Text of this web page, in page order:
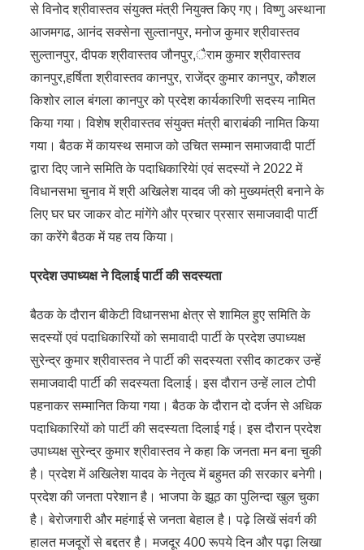
से विनोद श्रीवास्तव संयुक्त मंत्री नियुक्त किए गए। विष्णु अस्थाना
आजमगढ, आनंद सक्सेना सुल्तानपुर, मनोज कुमार श्रीवास्तव
सुल्तानपुर, दीपक श्रीवास्तव जौनपुर,ैराम कुमार श्रीवास्तव
कानपुर,हर्षिता श्रीवास्तव कानपुर, राजेंद्र कुमार कानपुर, कौशल
किशोर लाल बंगला कानपुर को प्रदेश कार्यकारिणी सदस्य नामित
किया गया। विशेष श्रीवास्तव संयुक्त मंत्री बाराबंकी नामित किया
गया। बैठक में कायस्थ समाज को उचित सम्मान समाजवादी पार्टी
द्वारा दिए जाने समिति के पदाधिकारियेां एवं सदस्यों ने 2022 में
विधानसभा चुनाव में श्री अखिलेश यादव जी को मुख्यमंत्री बनाने के
लिए घर घर जाकर वोट मांगेंगे और प्रचार प्रसार समाजवादी पार्टी
का करेंगे बैठक में यह तय किया।
प्रदेश उपाध्यक्ष ने दिलाई पार्टी की सदस्यता
बैठक के दौरान बीकेटी विधानसभा क्षेत्र से शामिल हुए समिति के
सदस्यों एवं पदाधिकारियों को समावादी पार्टी के प्रदेश उपाध्यक्ष
सुरेन्द्र कुमार श्रीवास्तव ने पार्टी की सदस्यता रसीद काटकर उन्हें
समाजवादी पार्टी की सदस्यता दिलाई। इस दौरान उन्हें लाल टोपी
पहनाकर सम्मानित किया गया। बैठक के दौरान दो दर्जन से अधिक
पदाधिकारियों को पार्टी की सदस्यता दिलाई गई। इस दौरान प्रदेश
उपाध्यक्ष सुरेन्द्र कुमार श्रीवास्तव ने कहा कि जनता मन बना चुकी
है। प्रदेश में अखिलेश यादव के नेतृत्व में बहुमत की सरकार बनेगी।
प्रदेश की जनता परेशान है। भाजपा के झूठ का पुलिन्दा खुल चुका
है। बेरोजगारी और महंगाई से जनता बेहाल है। पढ़े लिखें संवर्ग की
हालत मजदूरों से बद्दतर है। मजदूर 400 रूपये दिन और पढ़ा लिखा